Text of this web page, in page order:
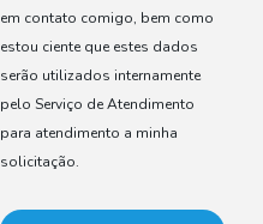
em contato comigo, bem como
estou ciente que estes dados
serão utilizados internamente
pelo Serviço de Atendimento
para atendimento a minha
solicitação.